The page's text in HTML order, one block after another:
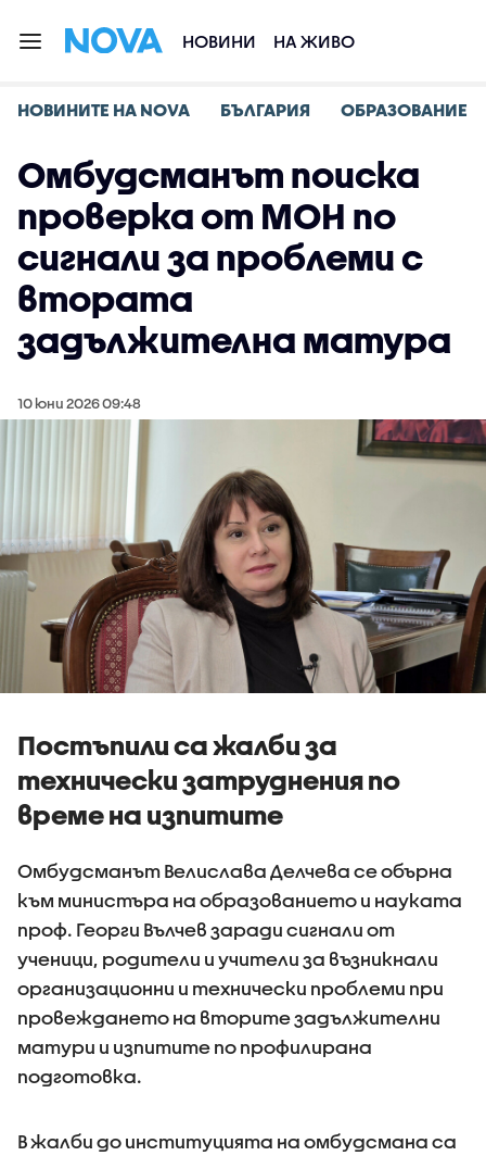
НОВИНИ НА ЖИВО
НОВИНИТЕ НА NOVA БЪЛГАРИЯ ОБРАЗОВАНИЕ
Омбудсманът поиска
проверка от МОН по
сигнали за проблеми с
втората
задължителна матура
10 юни 2026 09:48
Постъпили са жалби за
технически затруднения по
време на изпитите
Омбудсманът Велислава Делчева се обърна
към министъра на образованието и науката
проф. Георги Вълчев заради сигнали от
ученици, родители и учители за възникнали
организационни и технически проблеми при
провеждането на вторите задължителни
матури и изпитите по профилирана
подготовка.
В жалби до институцията на омбудсмана са